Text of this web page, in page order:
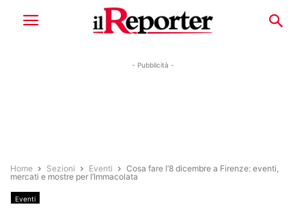
- Pubblicità -
Home Sezioni Eventi
Cosa fare l’8 dicembre a Firenze: eventi,
mercati e mostre per l’Immacolata
Eventi